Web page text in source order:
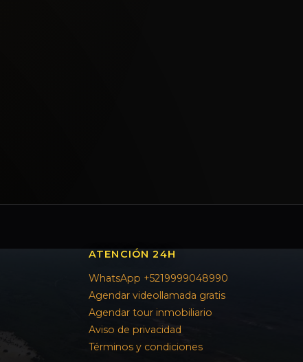
ATENCIÓN 24H
WhatsApp +5219999048990
Agendar videollamada gratis
Agendar tour inmobiliario
Aviso de privacidad
Términos y condiciones